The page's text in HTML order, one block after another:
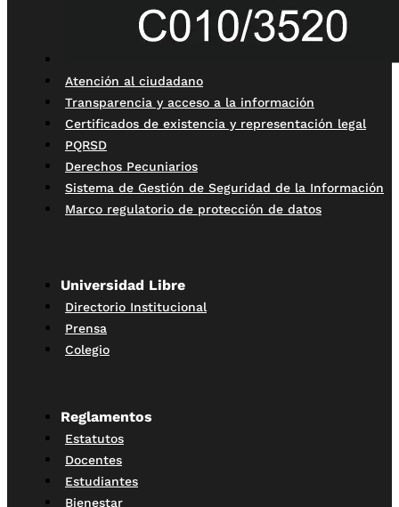
Atención al ciudadano
Transparencia y acceso a la información
Certificados de existencia y representación legal
PQRSD
Derechos Pecuniarios
Sistema de Gestión de Seguridad de la Información
Marco regulatorio de protección de datos
Universidad Libre
Directorio Institucional
Prensa
Colegio
Reglamentos
Estatutos
Docentes
Estudiantes
Bienestar